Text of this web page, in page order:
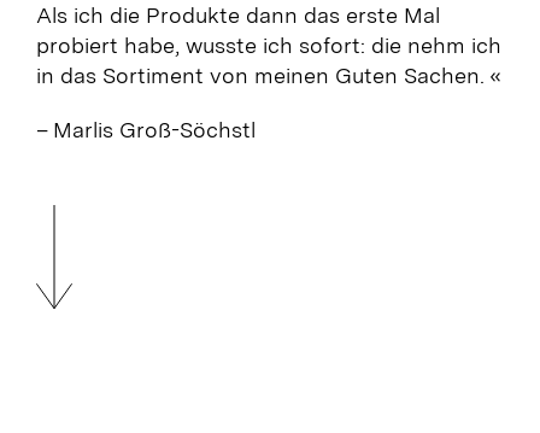
Als ich die Produkte dann das erste Mal
probiert habe, wusste ich sofort: die nehm ich
in das Sortiment von meinen Guten Sachen. «
– Marlis Groß-Söchstl